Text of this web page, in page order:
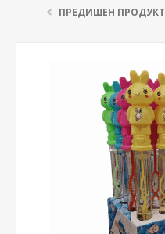
ПРЕДИШЕН ПРОДУКТ